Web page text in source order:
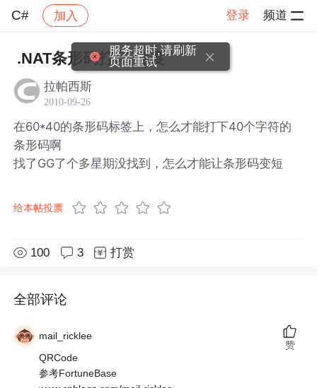
C# 加入 登录 频道
社区 C# 帖子详情
.NAT条形码打印 速度
拉帕西斯
2010-09-26
在60*40的条形码标签上，怎么才能打下40个字符的
条形码啊
找了GG了个多星期没找到，怎么才能让条形码变短
给本帖投票
100 3 打赏
全部评论
mail_ricklee
QRCode
参考FortuneBase
赞
服务超时,请刷新
页面重试